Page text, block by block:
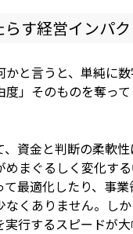
す経営インパク
かと言うと、単純に
」そのものを奪っ
資金と判断の柔軟
まぐるしく変化す
最適化したり、事
くありません。し
行するスピードが大